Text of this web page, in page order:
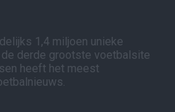
1,4 miljoen unieke
derde grootste voetbalsite
heeft het meest